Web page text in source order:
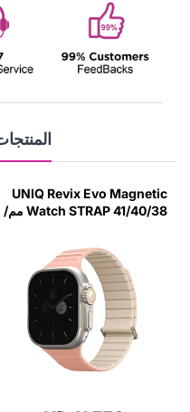
UNIQ Revix Evo Magnetic
Watch STRAP 41/40/38 مم/